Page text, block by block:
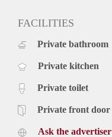
FACILITIES
Private bathroom
Private kitchen
Private toilet
Private front door
Ask the advertiser